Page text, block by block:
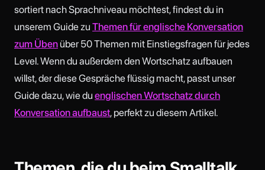
sortiert nach Sprachniveau möchtest, findest du in
unserem Guide zu Themen für englische Konversation
zum Üben über 50 Themen mit Einstiegsfragen für jedes
Level. Wenn du außerdem den Wortschatz aufbauen
willst, der diese Gespräche flüssig macht, passt unser
Guide dazu, wie du englischen Wortschatz durch
Konversation aufbaust, perfekt zu diesem Artikel.